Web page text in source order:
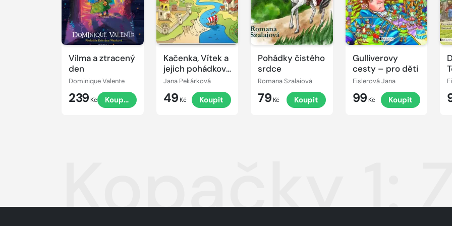
Vilma a ztracený
den
Dominique Valente
239 Kč Koupit
Kačenka, Vítek a
jejich pohádkové
dobrodružství
Jana Pekárková
49 Kč Koupit
Pohádky čistého
srdce
Romana Szalaiová
79 Kč Koupit
Gulliverovy
cesty – pro děti
Eislerová Jana
99 Kč Koupit
Kopačky 1: